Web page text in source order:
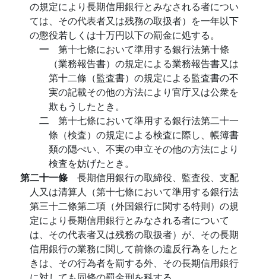
の規定により長期信用銀行とみなされる者につい
ては、その代表者又は残務の取扱者）を一年以下
の懲役若しくは十万円以下の罰金に処する。
一 第十七條において準用する銀行法第十條
（業務報告書）の規定による業務報告書又は
第十二條（監査書）の規定による監査書の不
実の記載その他の方法により官庁又は公衆を
欺もうしたとき。
二 第十七條において準用する銀行法第二十一
條（検査）の規定による検査に際し、帳簿書
類の隠ぺい、不実の申立その他の方法により
検査を妨げたとき。
第二十一條 長期信用銀行の取締役、監査役、支配
人又は清算人（第十七條において準用する銀行法
第三十二條第二項（外国銀行に関する特則）の規
定により長期信用銀行とみなされる者について
は、その代表者又は残務の取扱者）が、その長期
信用銀行の業務に関して前條の違反行為をしたと
きは、その行為者を罰する外、その長期信用銀行